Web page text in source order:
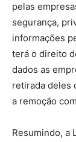
pelas
segurança,
informações
terá o direito
dados as
retirada deles
a remoção
Resumindo, a